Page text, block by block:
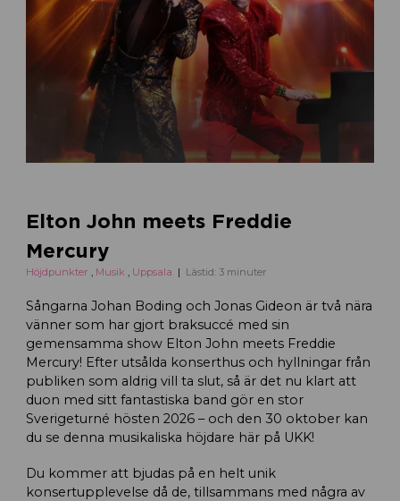
Elton John meets Freddie
Mercury
Höjdpunkter , Musik , Uppsala Lästid: 3 minuter
Sångarna Johan Boding och Jonas Gideon är två nära
vänner som har gjort braksuccé med sin
gemensamma show Elton John meets Freddie
Mercury! Efter utsålda konserthus och hyllningar från
publiken som aldrig vill ta slut, så är det nu klart att
duon med sitt fantastiska band gör en stor
Sverigeturné hösten 2026 – och den 30 oktober kan
du se denna musikaliska höjdare här på UKK!
Du kommer att bjudas på en helt unik
konsertupplevelse då de, tillsammans med några av